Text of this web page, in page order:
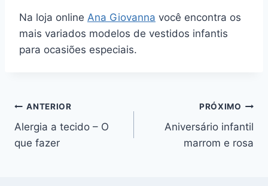
Na loja online Ana Giovanna você encontra os
mais variados modelos de vestidos infantis
para ocasiões especiais.
Navegação
de
ANTERIOR
Alergia a tecido – O
que fazer
PRÓXIMO
Aniversário infantil
marrom e rosa